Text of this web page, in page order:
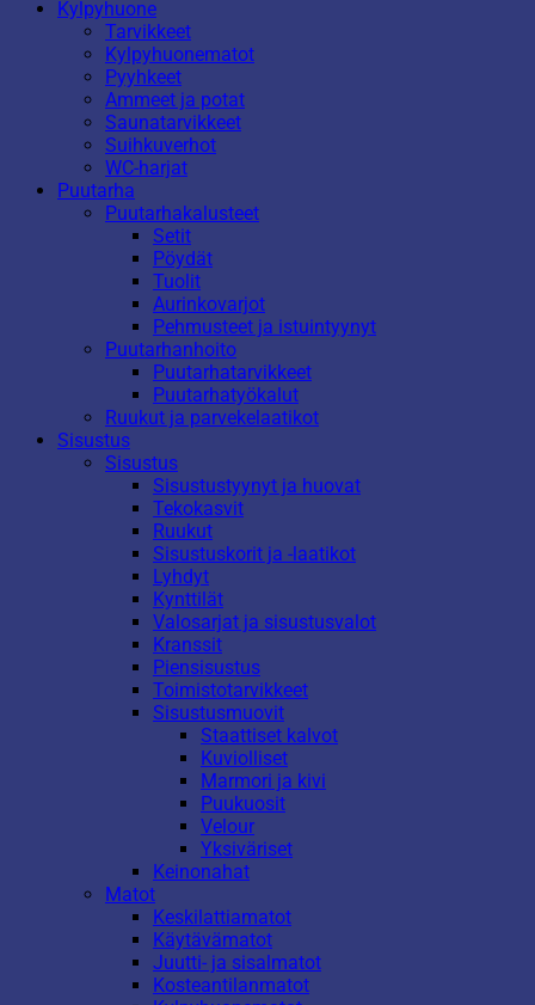
Kylpyhuone
Tarvikkeet
Kylpyhuonematot
Pyyhkeet
Ammeet ja potat
Saunatarvikkeet
Suihkuverhot
WC-harjat
Puutarha
Puutarhakalusteet
Setit
Pöydät
Tuolit
Aurinkovarjot
Pehmusteet ja istuintyynyt
Puutarhanhoito
Puutarhatarvikkeet
Puutarhatyökalut
Ruukut ja parvekelaatikot
Sisustus
Sisustus
Sisustustyynyt ja huovat
Tekokasvit
Ruukut
Sisustuskorit ja -laatikot
Lyhdyt
Kynttilät
Valosarjat ja sisustusvalot
Kranssit
Piensisustus
Toimistotarvikkeet
Sisustusmuovit
Staattiset kalvot
Kuviolliset
Marmori ja kivi
Puukuosit
Velour
Yksiväriset
Keinonahat
Matot
Keskilattiamatot
Käytävämatot
Juutti- ja sisalmatot
Kosteantilanmatot